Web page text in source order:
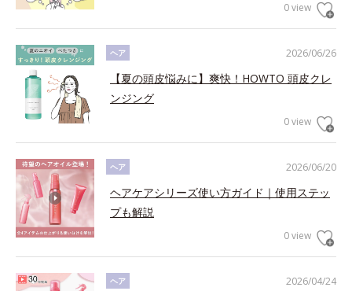
0 view
2026/06/26
ヘア
【夏の頭皮悩みに】爽快！HOWTO 頭皮クレ
ンジング
0 view
2026/06/20
ヘア
ヘアケアシリーズ使い方ガイド｜使用ステッ
プも解説
0 view
2026/04/24
ヘア